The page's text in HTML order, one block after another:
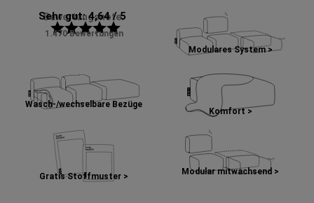
Bewertungsnote:
Sehr gut: 4,64 / 5
starstarstarstarstar
1.470 Bewertungen
Modulares System >
Wasch-/wechselbare Bezüge
Komfort >
Gratis Stoffmuster >
Modular mitwachsend >